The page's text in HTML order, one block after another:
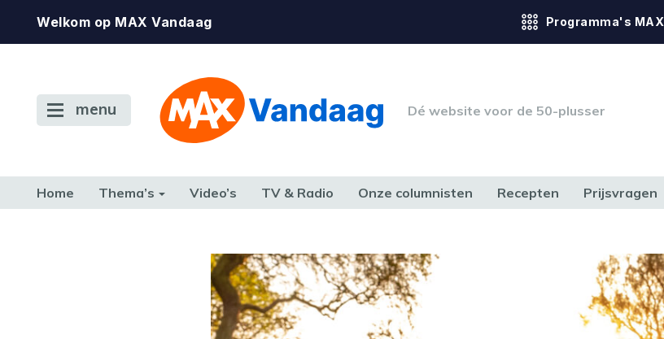
Welkom op MAX Vandaag Programma's MAX
menu Dé website voor de 50-plusser
Home Thema’s Video’s TV & Radio Onze columnisten Recepten Prijsvragen